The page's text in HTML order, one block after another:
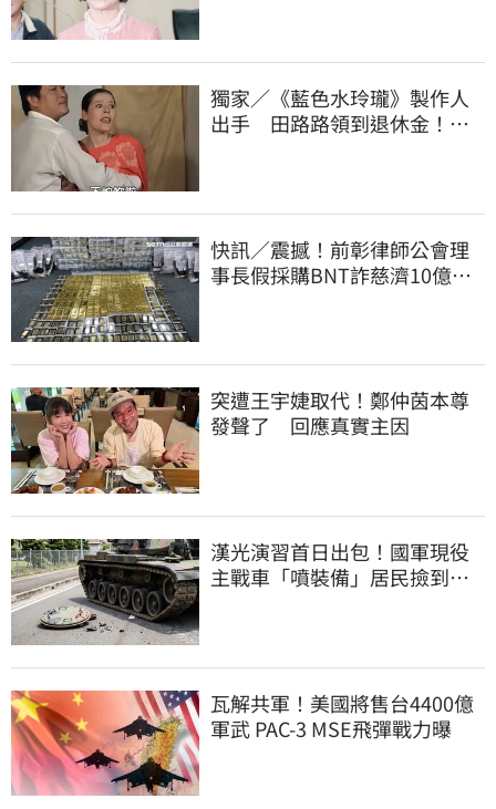
獨家／《藍色水玲瓏》製作人
出手 田路路領到退休金！隱
快訊／震撼！前彰律師公會理
事長假採購BNT詐慈濟10億、
突遭王宇婕取代！鄭仲茵本尊
發聲了 回應真實主因
漢光演習首日出包！國軍現役
主戰車「噴裝備」居民撿到零
瓦解共軍！美國將售台4400億
軍武 PAC-3 MSE飛彈戰力曝